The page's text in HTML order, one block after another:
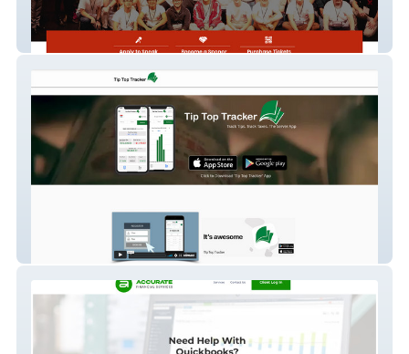
TEDxWabashCollege
tiptoptracker